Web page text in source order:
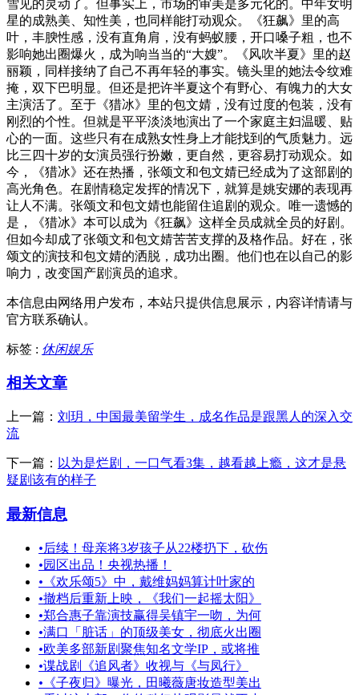
雪见的灵动了。但事实上，市场的审美是多元化的。中年女明
星的成熟美、知性美，也同样能打动观众。《狂飙》里的高
叶，丰腴性感，没有直角肩，没有蚂蚁腰，开口嗓子粗，也不
影响她出圈爆火，成为响当当的“大嫂”。《风吹半夏》里的赵
丽颖，同样接纳了自己不再年轻的事实。镜头里的她法令纹难
掩，双下巴明显。但还是把许半夏这个有野心、有魄力的大女
主演活了。至于《猎冰》里的包文婧，没有过度的包装，没有
刚烈的个性。但就是平平淡淡地演出了一个家庭主妇温暖、贴
心的一面。这些只有在成熟女性身上才能找到的气质魅力。远
比三四十岁的女演员强行扮嫩，更自然，更容易打动观众。如
今，《猎冰》还在热播，张颂文和包文婧已经成为了这部剧的
高光角色。在剧情稳定发挥的情况下，就算是姚安娜的表现再
让人不满。张颂文和包文婧也能留住追剧的观众。唯一遗憾的
是，《猎冰》本可以成为《狂飙》这样全员成就全员的好剧。
但如今却成了张颂文和包文婧苦苦支撑的及格作品。好在，张
颂文的演技和包文婧的洒脱，成功出圈。他们也在以自己的影
响力，改变国产剧演员的追求。
本信息由网络用户发布， 本站只提供信息展示，内容详情请与
官方联系确认。
标签 : 休闲娱乐
相关文章
上一篇： 刘玥，中国最美留学生，成名作品是跟黑人的深入交
流
下一篇： 以为是烂剧，一口气看3集，越看越上瘾，这才是悬
疑剧该有的样子
最新信息
•后续！母亲将3岁孩子从22楼扔下，砍伤
•园区出品！央视热播！
• 《欢乐颂5》中，戴维妈妈算计叶家的
•撤档后重新上映，《我们一起摇太阳》
•郑合惠子靠演技赢得吴镇宇一吻，为何
•满口「脏话」的顶级美女，彻底火出圈
•欧美多部新剧聚焦知名文学IP，或将推
•谍战剧《追风者》收视与《与凤行》
• 《子夜归》曝光，田曦薇唐妆造型美出